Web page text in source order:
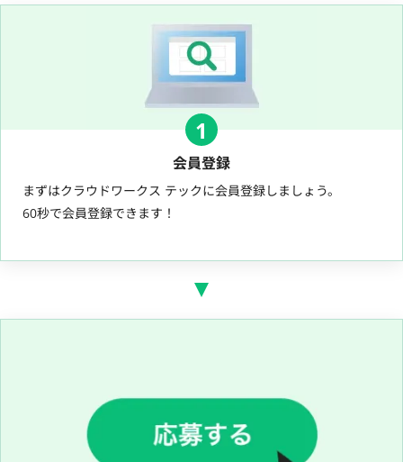
1
会員登録
まずはクラウドワークス テックに会員登録しましょう。
60秒で会員登録できます！